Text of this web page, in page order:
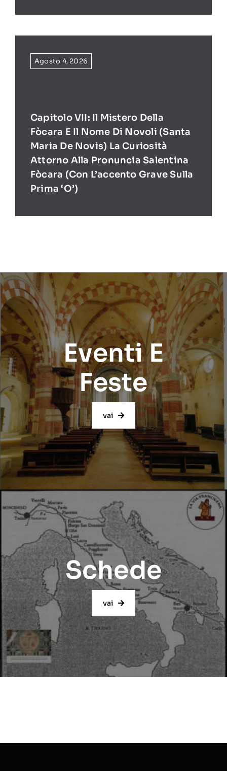
Agosto 4, 2026
Capitolo VII: Il Mistero Della
Fòcara E Il Nome Di Novoli (Santa
Maria De Novis) La Curiosità
Attorno Alla Pronuncia Salentina
Fòcara (con L’accento Grave Sulla
Prima ‘O’)
Eventi E
Feste
vai
Schede
vai